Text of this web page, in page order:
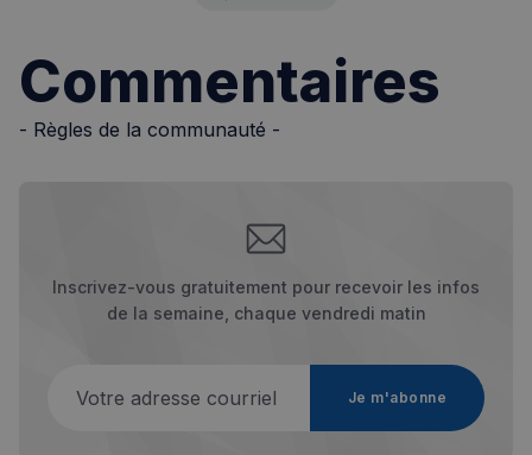
Commentaires
- Règles de la communauté -
Inscrivez-vous gratuitement pour recevoir les infos
de la semaine, chaque vendredi matin
Je m'abonne